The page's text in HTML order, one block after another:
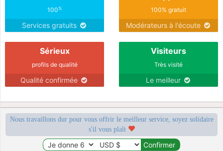
100%
Services gratuits
100% gratuit
Modérateurs à l'écoute
Sérieux
profils de qualité
Qualité confirmée
Visiteurs
Très visité
Le meilleur
Nous travaillons dur pour vous offrir le meilleur service, soyez solidaire
s'il vous plaît